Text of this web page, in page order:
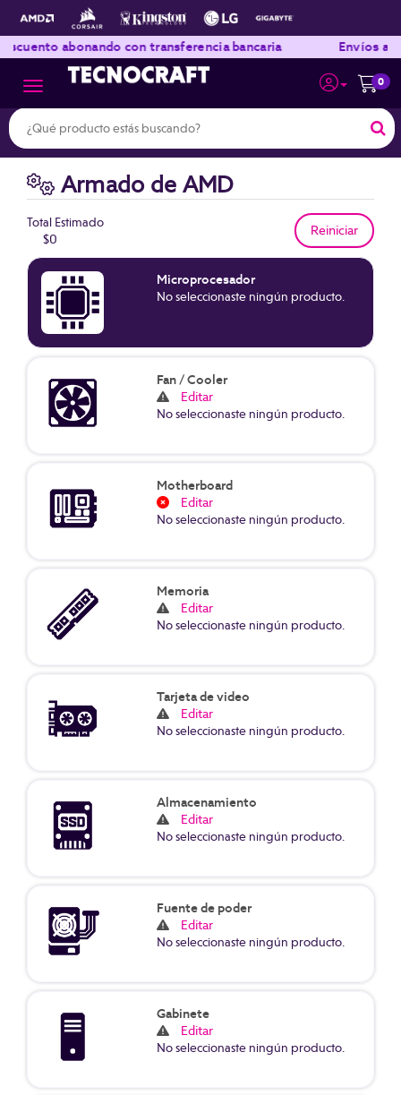
0
Toggle navigation
con transferencia bancaria Envíos a todo el país
Armado de AMD
Total Estimado
$0
Microprocesador
No seleccionaste ningún producto.
Fan / Cooler
Editar
No seleccionaste ningún producto.
Motherboard
Editar
No seleccionaste ningún producto.
Memoria
Editar
No seleccionaste ningún producto.
Tarjeta de video
Editar
No seleccionaste ningún producto.
Almacenamiento
Editar
No seleccionaste ningún producto.
Fuente de poder
Editar
No seleccionaste ningún producto.
Gabinete
Editar
No seleccionaste ningún producto.